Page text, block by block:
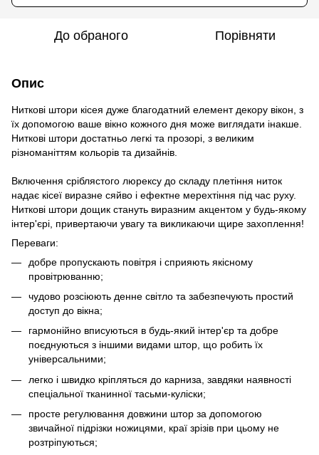
До обраного Порівняти
Опис
Ниткові штори кісея дуже благодатний елемент декору вікон, з
їх допомогою ваше вікно кожного дня може виглядати інакше.
Ниткові штори достатньо легкі та прозорі, з великим
різноманіттям кольорів та дизайнів.
Включення сріблястого люрексу до складу плетіння ниток
надає кісеї виразне сяйво і ефектне мерехтіння під час руху.
Ниткові штори дощик стануть виразним акцентом у будь-якому
інтер'єрі, привертаючи увагу та викликаючи щире захоплення!
Переваги:
добре пропускають повітря і сприяють якісному
провітрюванню;
чудово розсіюють денне світло та забезпечують простий
доступ до вікна;
гармонійно вписуються в будь-який інтер'єр та добре
поєднуються з іншими видами штор, що робить їх
універсальними;
легко і швидко кріпляться до карниза, завдяки наявності
спеціальної тканинної тасьми-куліски;
просте регулювання довжини штор за допомогою
звичайної підрізки ножицями, краї зрізів при цьому не
розтріпуються;